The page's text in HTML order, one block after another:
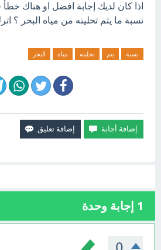
اذا كان لديك إجابة افضل او هناك
نسبة ما يتم تحليته من مياه البحر ؟
نسبة يتم تحليته مياه البحر
1 إجابة وحدة